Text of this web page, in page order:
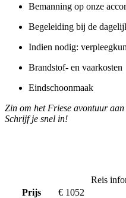
Bemanning op onze
Begeleiding bij de
Indien nodig:
Brandstof- en vaarkosten
Eindschoonmaak
Zin om het Friese avontuur aan
Schrijf je snel in!
Reis
Prijs
€ 1052